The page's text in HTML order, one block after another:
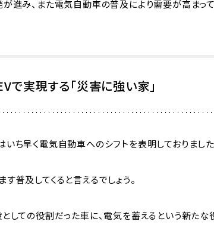
進み、また電気自動車の普及により需要が高まっ
で実現する「災害に強い家」
ち早く電気自動車へのシフトを表明しておりまし
普及してくると言えるでしょう。
しての役割だった車に、電気を蓄えるという新たな